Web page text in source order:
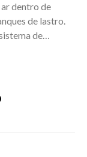
dentro de
de lastro.
de…